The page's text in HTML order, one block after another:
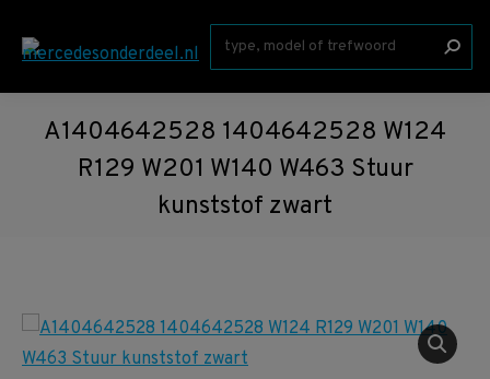
Zoeken:
A1404642528 1404642528 W124
R129 W201 W140 W463 Stuur
kunststof zwart